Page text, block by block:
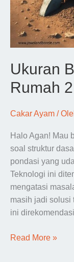
Ukuran
Rumah
Cakar Ayam /
Halo Agan! Mau
soal struktur
pondasi yang
Teknologi ini
mengatasi
masih jadi solusi
ini
Ukuran
Read More »